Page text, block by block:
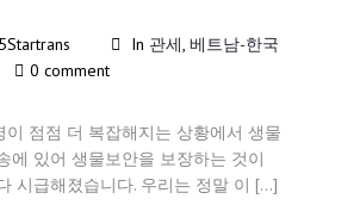
In 관세, 베트남-한국
0 comment
이 점점 더 복잡해지는 상황에서 생물
에 있어 생물보안을 보장하는 것이
시급해졌습니다. 우리는 정말 이 […]